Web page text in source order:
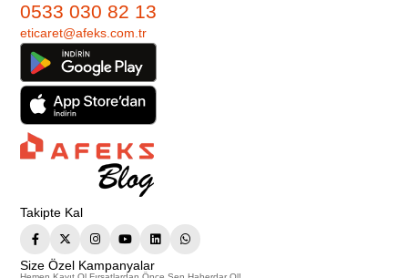
0533 030 82 13
eticaret@afeks.com.tr
Takipte Kal
Size Özel Kampanyalar